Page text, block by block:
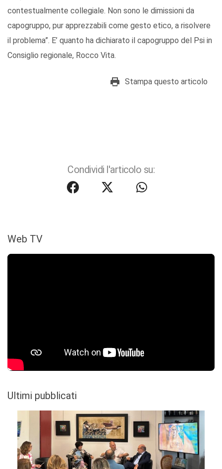
contestualmente collegiale. Non sono le dimissioni da
capogruppo, pur apprezzabili come gesto etico, a risolvere
il problema”. E’ quanto ha dichiarato il capogruppo del Psi in
Consiglio regionale, Rocco Vita.
Stampa questo articolo
Condividi l'articolo su:
Web TV
Ultimi pubblicati